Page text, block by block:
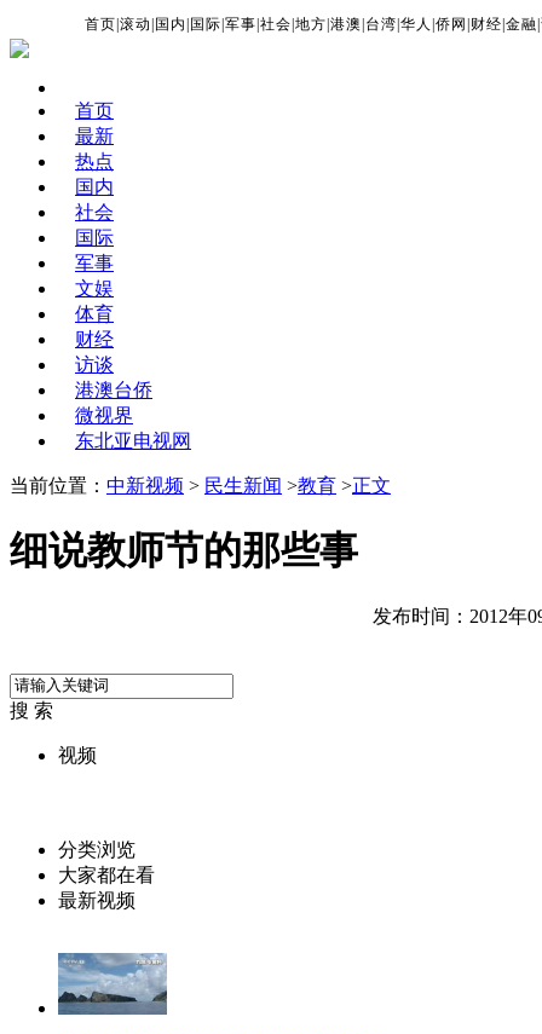
首页 |滚动 国内 国际 |军事 |社会 |地方 |港澳 台湾 |华人 |侨网 财经 |金融 |
首页
最新
热点
国内
社会
国际
军事
文娱
体育
财经
访谈
港澳台侨
微视界
东北亚电视网
当前位置： 中新视频 > 民生新闻 >教育 >正文
细说教师节的那些事
发布时间：2012年
搜 索
视频
分类浏览
大家都在看
最新视频